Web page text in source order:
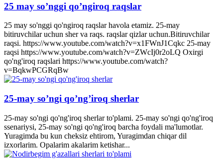
25 may so’nggi qo’ngiroq raqslar
25 may so'nggi qo'ngiroq raqslar havola etamiz. 25-may
bitiruvchilar uchun sher va raqs. raqslar qizlar uchun.Bitiruvchilar
raqsi. https://www.youtube.com/watch?v=x1FWnJ1Cqkc 25-may
raqsi https://www.youtube.com/watch?v=ZWcIj0r2oLQ Oxirgi
qo'ng'iroq raqslari https://www.youtube.com/watch?
v=BqkwPCGRqBw
25-may so’ngi qo’ng’iroq sherlar
25-may so'ngi qo'ng'iroq sherlar to'plami. 25-may so'ngi qo'ng'iroq
ssenariysi, 25-may so'ngi qo'ng'iroq barcha foydali ma'lumotlar.
Yuragimda bu kun cheksiz ehtirom, Yuragimdan chiqar dil
izxorlarim. Opalarim akalarim ketishar...